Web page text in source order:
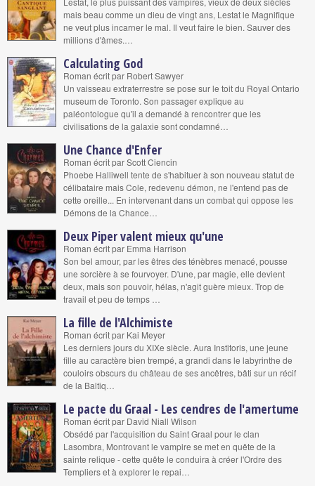
mais beau comme un dieu de vingt ans, Lestat le Magnifique
ne veut plus incarner le mal. Il veut faire le bien. Sauver des
millions d'âmes.…
Calculating God
Roman écrit par Robert Sawyer
Un vaisseau extraterrestre se pose sur le toit du Royal Ontario
museum de Toronto. Son passager explique au
paléontologue qu'il a demandé à rencontrer que les
civilisations de la galaxie sont condamné…
Une Chance d'Enfer
Roman écrit par Scott Ciencin
Phoebe Halliwell tente de s'habituer à son nouveau statut de
célibataire mais Cole, redevenu démon, ne l'entend pas de
cette oreille... En intervenant dans un combat qui oppose les
Démons de la Chance…
Deux Piper valent mieux qu'une
Roman écrit par Emma Harrison
Son bel amour, par les êtres des ténèbres menacé, pousse
une sorcière à se fourvoyer. D'une, par magie, elle devient
deux, mais son pouvoir, hélas, n'agit guère mieux. Trop de
travail et peu de temps …
La fille de l'Alchimiste
Roman écrit par Kai Meyer
Les derniers jours du XIXe siècle. Aura Institoris, une jeune
fille au caractère bien trempé, a grandi dans le labyrinthe de
couloirs obscurs du château de ses ancêtres, bâti sur un récif
de la Baltiq…
Le pacte du Graal - Les cendres de l'amertume
Roman écrit par David Niall Wilson
Obsédé par l'acquisition du Saint Graal pour le clan
Lasombra, Montrovant le vampire se met en quête de la
sainte relique - cette quête le conduira à créer l'Ordre des
Templiers et à explorer le repai…